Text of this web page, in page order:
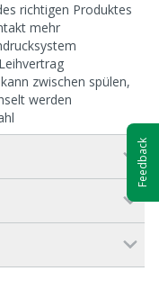
richtigen Produktes
mehr
zwischen spülen,
werden
Feedback